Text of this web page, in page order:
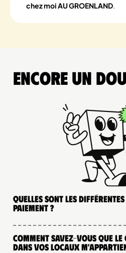
chez moi AU GROENLAND.
Encore un
Quelles sont les
paiement ?
Comment savez-vous que
dans vos locaux